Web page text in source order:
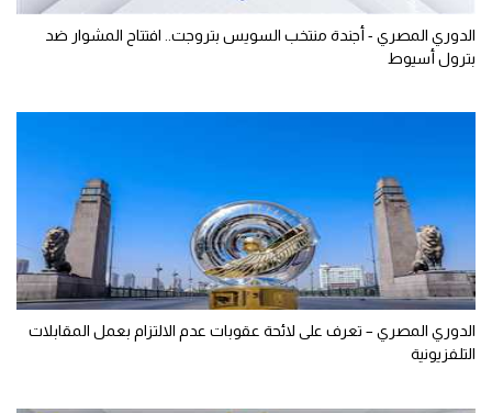
الدوري المصري - أجندة منتخب السويس بتروجت.. افتتاح المشوار ضد
بترول أسيوط
الدوري المصري – تعرف على لائحة عقوبات عدم الالتزام بعمل المقابلات
التلفزيونية